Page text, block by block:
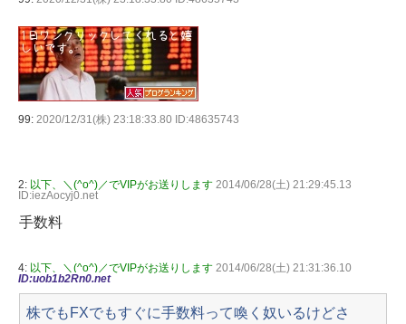
99: 2020/12/31(株) 23:18:33.80 ID:48635743
2: 以下、＼(^o^)／でVIPがお送りします 2014/06/28(土) 21:29:45.13
ID:iezAocyj0.net
手数料
4: 以下、＼(^o^)／でVIPがお送りします 2014/06/28(土) 21:31:36.10
ID:uob1b2Rn0.net
株でもFXでもすぐに手数料って喚く奴いるけどさ